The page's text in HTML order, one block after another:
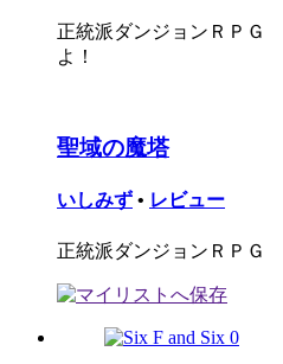
正統派ダンジョンＲＰＧ
よ！
聖域の魔塔
いしみず • レビュー
正統派ダンジョンＲＰＧ